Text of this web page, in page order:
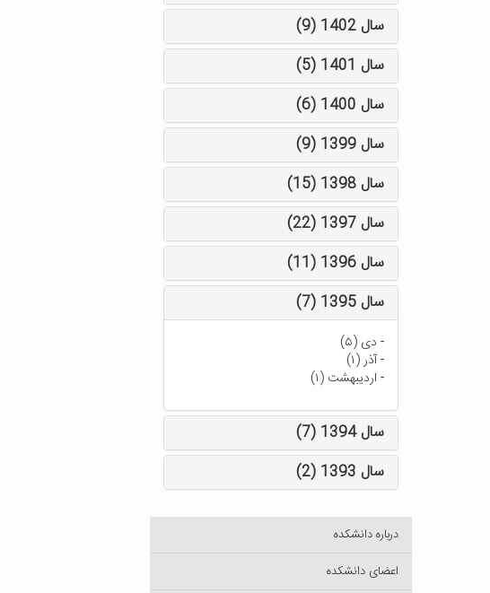
سال 1402 (9)
سال 1401 (5)
سال 1400 (6)
سال 1399 (9)
سال 1398 (15)
سال 1397 (22)
سال 1396 (11)
سال 1395 (7)
- دی (۵)
-آذر (۱)
- اردیبهشت (۱)
سال 1394 (7)
سال 1393 (2)
درباره دانشکده
اعضای دانشکده